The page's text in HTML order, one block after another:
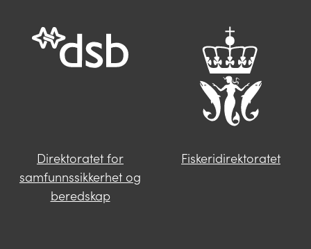
saksbehandlere i Miljødirektoratet vil følge
deg opp videre.
Direktoratet for
samfunnssikkerhet og
beredskap
Fiskeridirektoratet